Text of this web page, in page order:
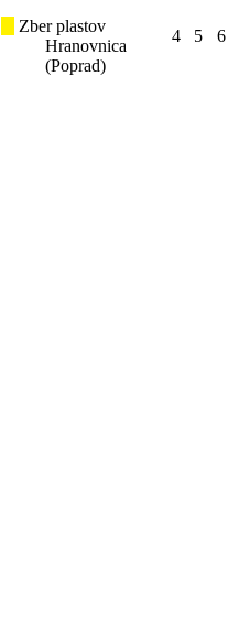
Zber plastov
Hranovnica
(Poprad)
4 5 6